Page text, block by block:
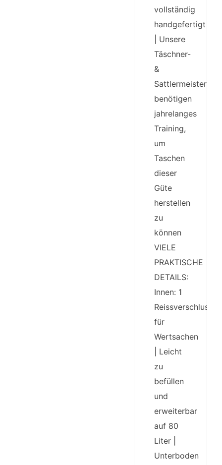
vollständig
handgefertigt
| Unsere
Täschner-
&
Sattlermeister
benötigen
jahrelanges
Training,
um
Taschen
dieser
Güte
herstellen
zu
können
VIELE
PRAKTISCHE
DETAILS:
Innen: 1
für
Wertsachen
| Leicht
zu
befüllen
und
erweiterbar
auf 80
Liter |
Unterboden